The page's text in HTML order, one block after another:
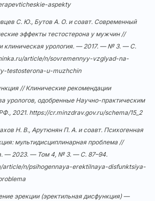
aspekty
С. Ю., Бутов А. О. и соавт. Современный
эффекты тестостерона у мужчин //
клиническая урология. — 2017. — № 3. — С.
article/n/sovremennyy-vzglyad-na-
testosterona-u-muzhchin
// Клинические рекомендации
урологов, одобренные Научно-практическим
2021. https://cr.minzdrav.gov.ru/schema/15_2
Н. В., Арутюнян П. А. и соавт. Психогенная
мультидисциплинарная проблема //
— 2023. — Том 4, № 3. — С. 87–94.
article/n/psihogennaya-erektilnaya-disfunktsiya-
эрекции (эректильная дисфункция) —